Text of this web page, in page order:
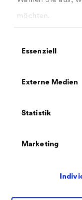
möchten.
Essenziell
Externe Medien
Statistik
Marketing
überzeugt die
optische
Erscheinungsbild
können Sie auch in